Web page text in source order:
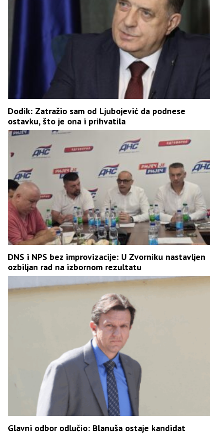
Dodik: Zatražio sam od Ljubojević da podnese
ostavku, što je ona i prihvatila
DNS i NPS bez improvizacije: U Zvorniku nastavljen
ozbiljan rad na izbornom rezultatu
Glavni odbor odlučio: Blanuša ostaje kandidat